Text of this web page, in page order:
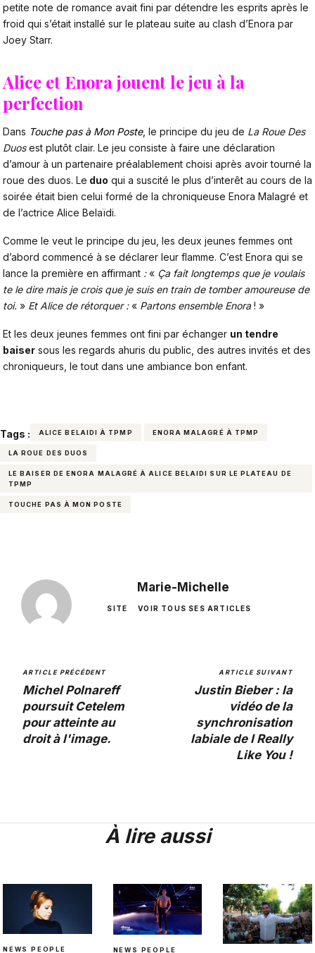
petite note de romance avait fini par détendre les esprits après le
froid qui s’était installé sur le plateau suite au clash d’Enora par
Joey Starr.
Alice et Enora jouent le jeu à la
perfection
Dans Touche pas à Mon Poste, le principe du jeu de La Roue Des
Duosest plutôt clair. Le jeu consiste à faire une déclaration
d’amour à un partenaire préalablement choisi après avoir tourné la
roue des duos. Le duo qui a suscité le plus d’interêt au cours de la
soirée était bien celui formé de la chroniqueuse Enora Malagré et
de l’actrice Alice Belaïdi.
Comme le veut le principe du jeu, les deux jeunes femmes ont
d’abord commencé à se déclarer leur flamme. C’est Enora qui se
lance la première en affirmant :« Ça fait longtemps que je voulais
te le dire mais je crois que je suis en train de tomber amoureuse de
toi. » Et Alice de rétorquer :« Partons ensemble Enora! »
Et les deux jeunes femmes ont fini par échanger un tendre
baiser sous les regards ahuris du public, des autres invités et des
chroniqueurs, le tout dans une ambiance bon enfant.
Tags : ALICE BELAIDI À TPMP ENORA MALAGRÉ À TPMP
LA ROUE DES DUOS
LE BAISER DE ENORA MALAGRÉ À ALICE BELAIDI SUR LE PLATEAU DE
TPMP
TOUCHE PAS À MON POSTE
Marie-Michelle
SITE VOIR TOUS SES ARTICLES
ARTICLE PRÉCÉDENT
Michel Polnareff
poursuit Cetelem
pour atteinte au
droit à l'image.
ARTICLE SUIVANT
Justin Bieber : la
vidéo de la
synchronisation
labiale de I Really
Like You !
À lire aussi
NEWS PEOPLE NEWS PEOPLE